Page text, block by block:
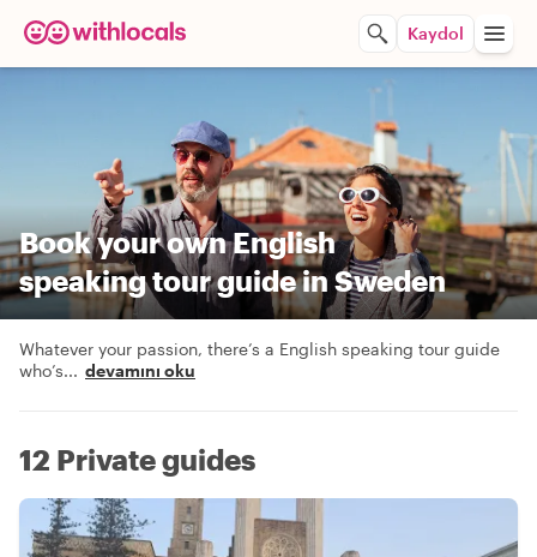
Kaydol
Book your own English
speaking tour guide in Sweden
Whatever your passion, there’s a English speaking tour guide
who’s... devamını oku
12 Private guides